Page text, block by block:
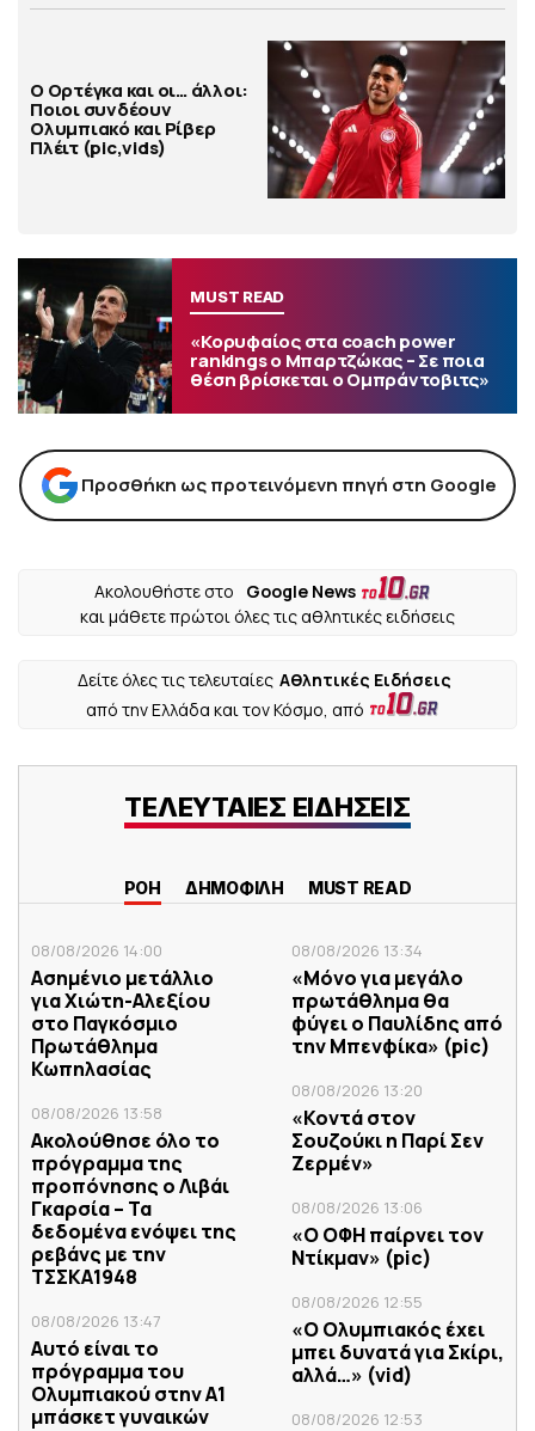
Ο Ορτέγκα και οι… άλλοι:
Ποιοι συνδέουν
Ολυμπιακό και Ρίβερ
Πλέιτ (pic,vids)
MUST READ
«Κορυφαίος στα coach power
rankings ο Μπαρτζώκας – Σε ποια
θέση βρίσκεται ο Ομπράντοβιτς»
Προσθήκη ως προτεινόμενη πηγή στη Google
Ακολουθήστε στο
Google News
και μάθετε πρώτοι όλες τις αθλητικές ειδήσεις
Δείτε όλες τις τελευταίες Αθλητικές Ειδήσεις
από την Ελλάδα και τον Κόσμο, από
ΤΕΛΕΥΤΑΙΕΣ ΕΙΔΗΣΕΙΣ
ΡΟΗ ΔΗΜΟΦΙΛΗ MUST READ
08/08/2026 14:00
Ασημένιο μετάλλιο
για Χιώτη-Αλεξίου
στο Παγκόσμιο
Πρωτάθλημα
Κωπηλασίας
08/08/2026 13:58
Ακολούθησε όλο το
πρόγραμμα της
προπόνησης ο Λιβάι
Γκαρσία – Τα
δεδομένα ενόψει της
ρεβάνς με την
ΤΣΣΚΑ1948
08/08/2026 13:47
Αυτό είναι το
πρόγραμμα του
Ολυμπιακού στην Α1
μπάσκετ γυναικών
08/08/2026 13:34
«Μόνο για μεγάλο
πρωτάθλημα θα
φύγει ο Παυλίδης από
την Μπενφίκα» (pic)
08/08/2026 13:20
«Κοντά στον
Σουζούκι η Παρί Σεν
Ζερμέν»
08/08/2026 13:06
«Ο ΟΦΗ παίρνει τον
Ντίκμαν» (pic)
08/08/2026 12:55
«Ο Ολυμπιακός έχει
μπει δυνατά για Σκίρι,
αλλά…» (vid)
08/08/2026 12:53